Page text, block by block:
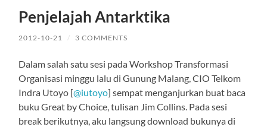
Penjelajah Antarktika
2012-10-21 / 3 COMMENTS
Dalam salah satu sesi pada Workshop Transformasi
Organisasi minggu lalu di Gunung Malang, CIO Telkom
Indra Utoyo [@iutoyo] sempat menganjurkan buat baca
buku Great by Choice, tulisan Jim Collins. Pada sesi
break berikutnya, aku langsung download bukunya di